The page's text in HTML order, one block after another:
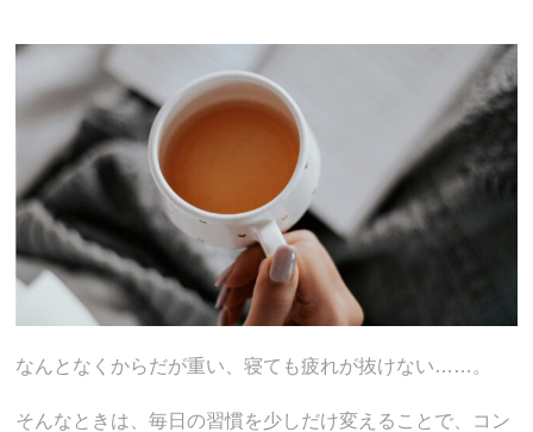
なんとなくからだが重い、寝ても疲れが抜けない……。
そんなときは、毎日の習慣を少しだけ変えることで、コン